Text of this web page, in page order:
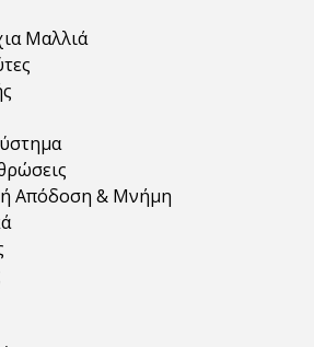
Μαλλιά
Απόδοση & Μνήμη